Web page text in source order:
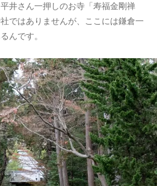
井さん一押しのお寺「寿福金剛禅
ではありませんが、ここには鎌倉一
んです。